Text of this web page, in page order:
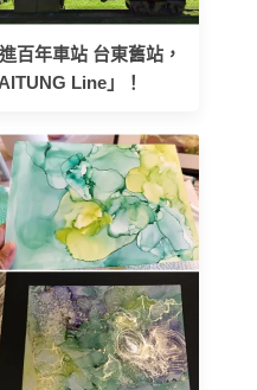
百年車站 台東舊站，
Line」！